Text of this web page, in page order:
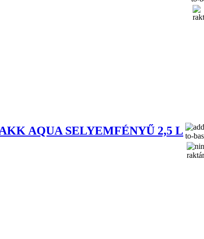
AQUA SELYEMFÉNYŰ 2,5 L